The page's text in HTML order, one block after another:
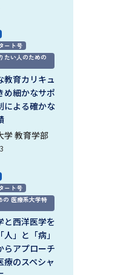
ート号
たい人のための
教育カリキュ
め細かなサポ
による確かな
学 教育学部
ート号
の 医療系大学特
と西洋医学を
」と「病」
らアプローチ
療のスペシャ